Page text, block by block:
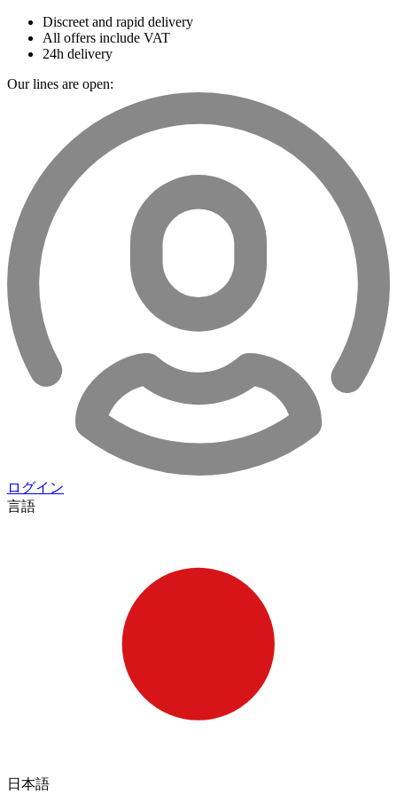
Discreet and rapid delivery
All offers include VAT
24h delivery
Our lines are open:
ログイン
言語
日本語